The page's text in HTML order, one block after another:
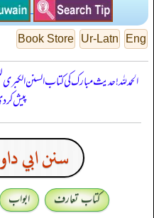
Eng
Ur-Latn
Book Store
الحمدللہ! حدیث مبارک کی کتاب السنن
پیش
سنن ابي
کتاب تعارف ابواب